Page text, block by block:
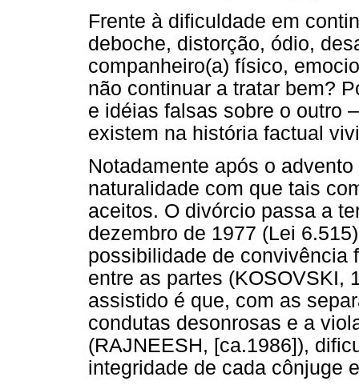
Frente à dificuldade em
deboche, distorção, ódio,
companheiro(a) físico,
não continuar a tratar bem?
e idéias falsas sobre o outro
existem na história factual
Notadamente após o
naturalidade com que tais
aceitos. O divórcio passa a
dezembro de 1977 (Lei
possibilidade de convivência
entre as partes (KOSOVSKI,
assistido é que, com as
condutas desonrosas e a
(RAJNEESH, [ca.1986]),
integridade de cada cônjuge